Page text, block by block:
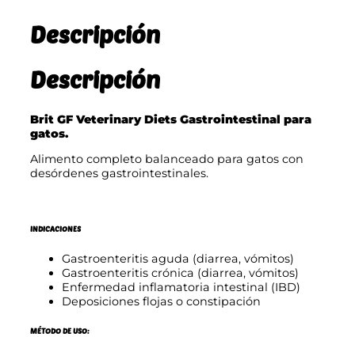
e
s
d
0
5
r
i
a
r
D
i
e
t
s
t
s
Descripción
Descripción
Brit GF Veterinary Diets Gastrointestinal para
gatos.
Alimento completo balanceado para gatos con
desórdenes gastrointestinales.
INDICACIONES
Gastroenteritis aguda (diarrea, vómitos)
Gastroenteritis crónica (diarrea, vómitos)
Enfermedad inflamatoria intestinal (IBD)
Deposiciones flojas o constipación
MÉTODO DE USO: